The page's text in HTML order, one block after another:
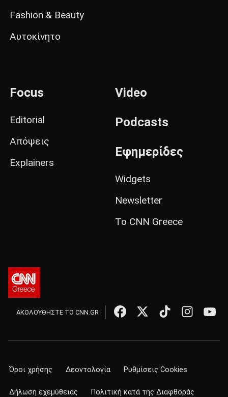
Fashion & Beauty
Αυτοκίνητο
Focus
Editorial
Απόψεις
Explainers
Video
Podcasts
Εφημερίδες
Widgets
Newsletter
Το CNN Greece
ΑΚΟΛΟΥΘΗΣΤΕ ΤΟ CNN.GR
Όροι χρήσης Δεοντολογία Ρυθμίσεις Cookies
Δήλωση εχεμύθειας Πολιτική κατά της Διαφθοράς